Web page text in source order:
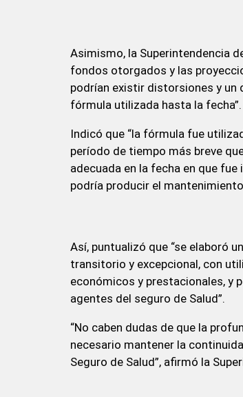
Asimismo, la Superintendencia
fondos otorgados y las
podrían existir distorsiones y un
fórmula utilizada hasta la fecha”.
Indicó que “la fórmula fue
período de tiempo más breve
adecuada en la fecha en que
podría producir el
Así, puntualizó que “se elaboró
transitorio y excepcional, con
económicos y prestacionales, y
agentes del seguro de Salud”.
“No caben dudas de que la
necesario mantener la
Seguro de Salud”, afirmó la